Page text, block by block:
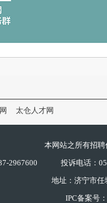
太仓人才网
本网站之所有招
2967600
投诉电话：
地址：济宁市任
IPC备案号